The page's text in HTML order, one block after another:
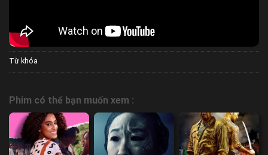
Từ khóa
Phim có thể bạn muốn xem :